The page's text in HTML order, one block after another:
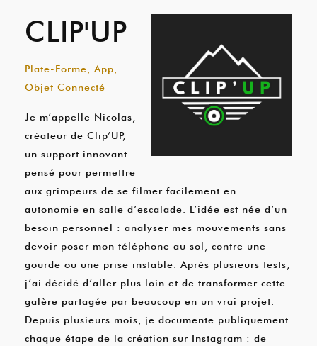
CLIP'UP
Plate-Forme, App,
Objet Connecté
Je m’appelle Nicolas,
créateur de Clip’UP,
un support innovant
pensé pour permettre
aux grimpeurs de se filmer facilement en
autonomie en salle d’escalade. L’idée est née d’un
besoin personnel : analyser mes mouvements sans
devoir poser mon téléphone au sol, contre une
gourde ou une prise instable. Après plusieurs tests,
j’ai décidé d’aller plus loin et de transformer cette
galère partagée par beaucoup en un vrai projet.
Depuis plusieurs mois, je documente publiquement
chaque étape de la création sur Instagram : de